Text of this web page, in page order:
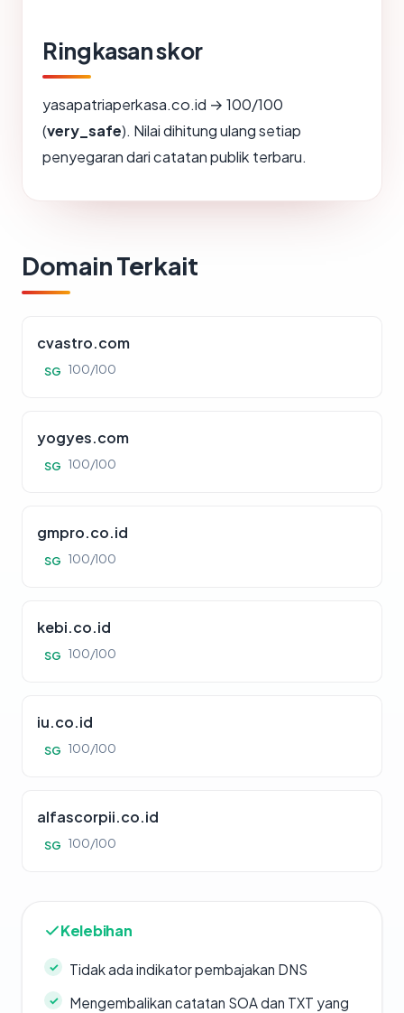
Ringkasan skor
yasapatriaperkasa.co.id → 100/100
(very_safe). Nilai dihitung ulang setiap
penyegaran dari catatan publik terbaru.
Domain Terkait
cvastro.com
SG 100/100
yogyes.com
SG 100/100
gmpro.co.id
SG 100/100
kebi.co.id
SG 100/100
iu.co.id
SG 100/100
alfascorpii.co.id
SG 100/100
Kelebihan
Tidak ada indikator pembajakan DNS
Mengembalikan catatan SOA dan TXT yang